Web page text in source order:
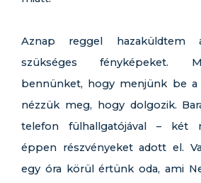
Aznap reggel hazaküldtem
szükséges fényképeket.
bennünket, hogy menjünk be a
nézzük meg, hogy dolgozik.
telefon fülhallgatójával – két
éppen részvényeket adott el.
egy óra körül értünk oda, ami